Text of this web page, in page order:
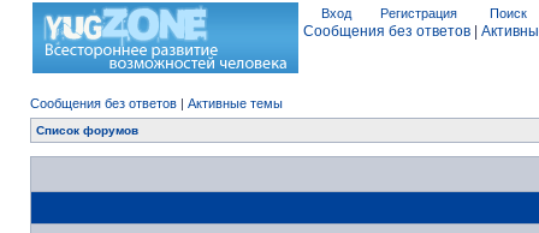
Вход Регистрация Поиск
Сообщения без ответов
Сообщения без ответов | Активные темы
Список форумов